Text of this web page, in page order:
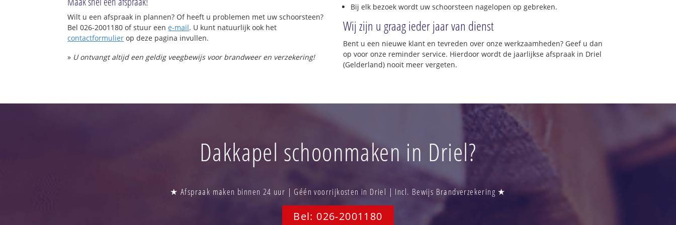
Wilt u een afspraak in plannen? Of heeft u problemen met uw schoorsteen?
Bel 026-2001180 of stuur eene-mail. U kunt natuurlijk ook het
contactformulier op deze pagina invullen.
» U ontvangt altijd een geldig veegbewijs voor brandweer en verzekering!
Bij elk bezoek wordt uw schoorsteen nagelopen op gebreken.
Wij zijn u graag ieder jaar van dienst
Bent u een nieuwe klant en tevreden over onze werkzaamheden? Geef u dan
op voor onze reminder service. Hierdoor wordt de jaarlijkse afspraak in Driel
(Gelderland) nooit meer vergeten.
Dakkapel schoonmaken in Driel?
★ Afspraak maken binnen 24 uur | Géén voorrijkosten in Driel | Incl. Bewijs Brandverzekering ★
Bel: 026-2001180